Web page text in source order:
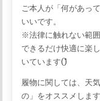
ご本人が「何があっ
いいです。
※法律に触れない範
できるだけ快適に楽
いています(^^)
履物に関しては、天
の」をオススメします